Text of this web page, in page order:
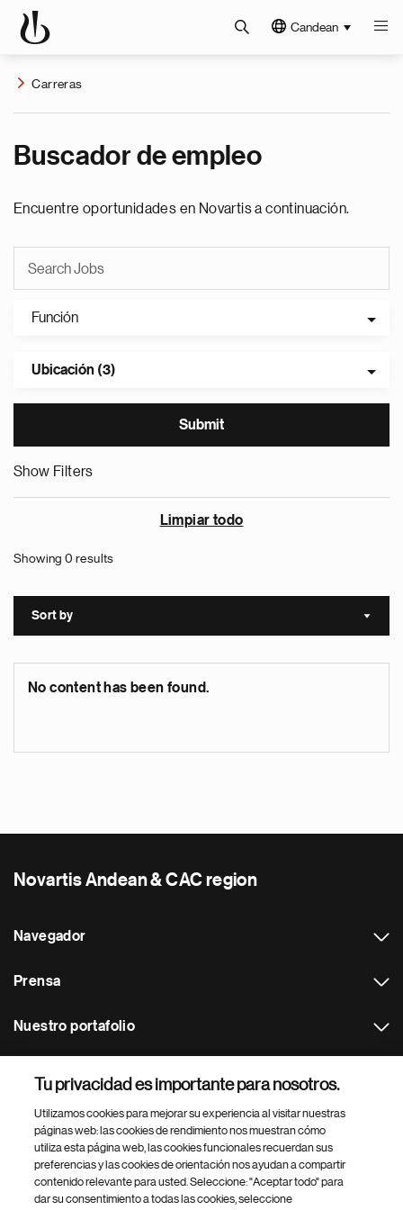
Candean
Carreras
Buscador de empleo
Encuentre oportunidades en Novartis a continuación.
Función
Ubicación (3)
Show Filters
Limpiar todo
Showing 0 results
Sort by Sort
No content has been found.
Novartis Andean & CAC region
Navegador
Prensa
Nuestro portafolio
Footer Site Search
Tu privacidad es importante para nosotros.
Utilizamos cookies para mejorar su experiencia al visitar nuestras
páginas web: las cookies de rendimiento nos muestran cómo
utiliza esta página web, las cookies funcionales recuerdan sus
preferencias y las cookies de orientación nos ayudan a compartir
contenido relevante para usted. Seleccione: "Aceptar todo" para
dar su consentimiento a todas las cookies, seleccione